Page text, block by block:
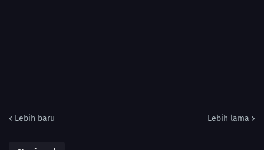
Lebih baru Lebih lama